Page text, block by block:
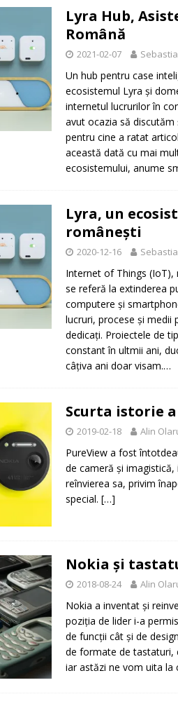
Lyra Hub,
Română
2021-02-07
Un hub pentru case
ecosistemul Lyra şi
internetul lucrurilor în
avut ocazia să discutăm
pentru cine a ratat
această dată cu mai
ecosistemului, anume
Lyra, un
românești
2020-12-16
Internet of Things (IoT),
se referă la extinderea
computere și
lucruri, procese și medii
dedicați. Proiectele de
constant în ultmii ani,
câțiva ani doar visam.…
Scurta istorie
2019-02-18 Alin
PureView a fost
de cameră și
reînvierea sa, privim
special. […]
Nokia şi
2018-08-24 Alin
Nokia a inventat şi
poziţia de lider i-a
de funcţii cât şi de
de formate de tastaturi,
iar astăzi ne vom uita la